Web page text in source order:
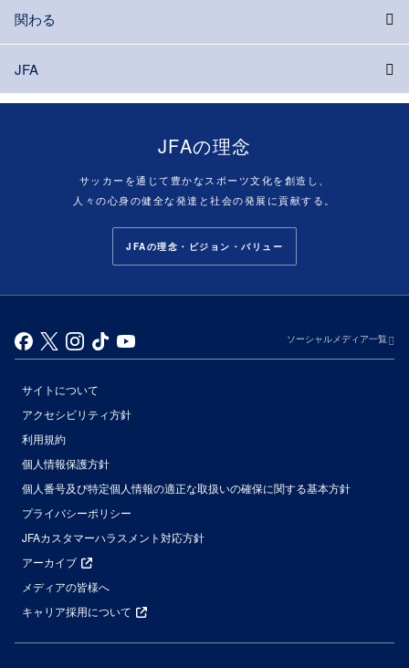
関わる
JFA
JFAの理念
サッカーを通じて豊かなスポーツ文化を創造し、
人々の心身の健全な発達と社会の発展に貢献する。
JFAの理念・ビジョン・バリュー
ソーシャルメディア一覧
サイトについて
アクセシビリティ方針
利用規約
個人情報保護方針
個人番号及び特定個人情報の適正な取扱いの確保に関する基本方針
プライバシーポリシー
JFAカスタマーハラスメント対応方針
アーカイブ
メディアの皆様へ
キャリア採用について